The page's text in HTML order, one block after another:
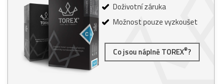
Doživotní záruka
Možnost pouze vyzkoušet
Co jsou náplně TOREX®?